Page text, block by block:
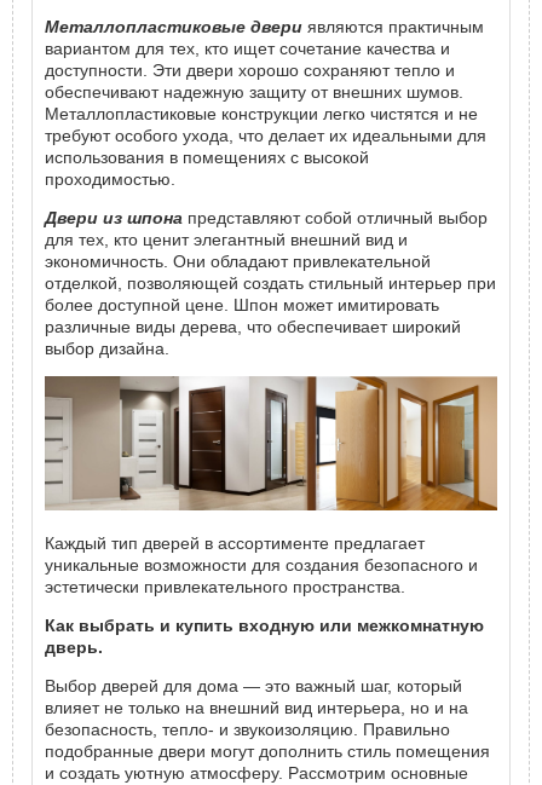
Металлопластиковые двери являются практичным
вариантом для тех, кто ищет сочетание качества и
доступности. Эти двери хорошо сохраняют тепло и
обеспечивают надежную защиту от внешних шумов.
Металлопластиковые конструкции легко чистятся и не
требуют особого ухода, что делает их идеальными для
использования в помещениях с высокой
проходимостью.
Двери из шпона представляют собой отличный выбор
для тех, кто ценит элегантный внешний вид и
экономичность. Они обладают привлекательной
отделкой, позволяющей создать стильный интерьер при
более доступной цене. Шпон может имитировать
различные виды дерева, что обеспечивает широкий
выбор дизайна.
Каждый тип дверей в ассортименте предлагает
уникальные возможности для создания безопасного и
эстетически привлекательного пространства.
Как выбрать и купить входную или межкомнатную
дверь.
Выбор дверей для дома — это важный шаг, который
влияет не только на внешний вид интерьера, но и на
безопасность, тепло- и звукоизоляцию. Правильно
подобранные двери могут дополнить стиль помещения
и создать уютную атмосферу. Рассмотрим основные